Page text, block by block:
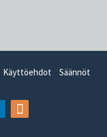
Käyttöehdot
Säännöt